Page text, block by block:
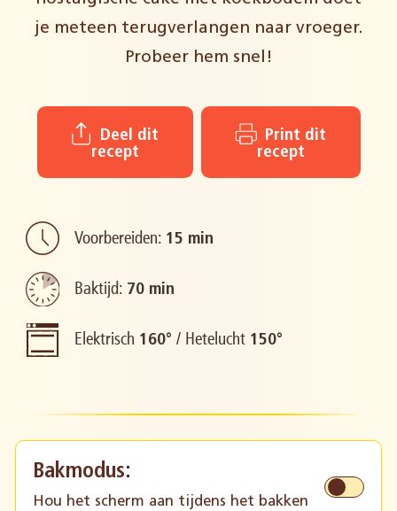
je meteen terugverlangen naar vroeger.
Probeer hem snel!
recept
recept
Voorbereiden: 15 min
Baktijd: 70 min
Elektrisch 160° / Hetelucht 150°
Bakmodus:
Hou het scherm aan tijdens het bakken